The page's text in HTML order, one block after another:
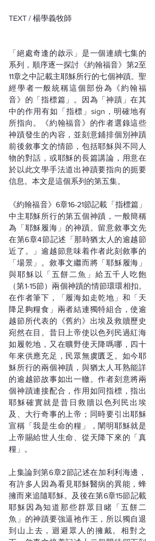
TEXT / 楊學義牧師
「絕處奇逢的啟示」是一個連續七集的
系列，順序逐一探討《約翰福音》第2至
11章之中記載主耶穌所行的七個神蹟。聖
經學者一般統稱這個部份為《約翰福
音》的「指標篇」。因為「神蹟」在其
中的作用有如「指標」sign，明確地有
所指向。《約翰福音》的作者選錄這些
神蹟發生的內容，並刻意鋪排個別神蹟
前後敘事文的情節，包括耶穌與不同人
物的對話，或耶穌的長篇講論，用意在
於以此文學手法道出神蹟要指向的扼要
信息。本文是這個系列的第五集。
《約翰福音》6章16-21節記載「指標篇」
中主耶穌所行的第五個神蹟，一般簡稱
為「耶穌履海」的神蹟。留意敘事文先
在第6章4節記述「那時猶太人的逾越節
近了。」逾越節意味着作者此刻敘事的
「場景」。敘事文繼而將「耶穌履海」
與耶穌以「五餅二魚」給五千人吃飽
（第1-15節）兩個神蹟的情節環環相扣。
在作者筆下，「履海如走乾地」和「天
降足夠糧食」兩者結連獨特組合，使逾
越節所代表的《舊約》出埃及救贖歷史
宛然在目。昔日上帝使以色列民過紅海
如履乾地，又在曠野使天降嗎哪，四十
年來供應充足，民眾無虞匱乏。如今耶
穌所行的兩個神蹟，與猶太人耳熟能詳
的逾越節故事如出一轍。作者刻意將兩
個神蹟連接配合，作用如同指標，指出
耶穌確實就是昔日救贖以色列民出埃
及、大行奇事的上帝；同時要引出耶穌
宣稱「我是生命的糧」，闡明耶穌就是
上帝賜給世人生命、從天降下來的「真
糧」。
上集論到第6章2節記述在加利利海邊，
有許多人因為看見耶穌醫病的異能，蜂
擁而來追隨耶穌。及後在第6章15節記載
耶穌因為知道那些群眾目睹「五餅二
魚」的神蹟要強逼祂作王，所以獨自退
到山上去，迴避眾人的擁戴。相對之